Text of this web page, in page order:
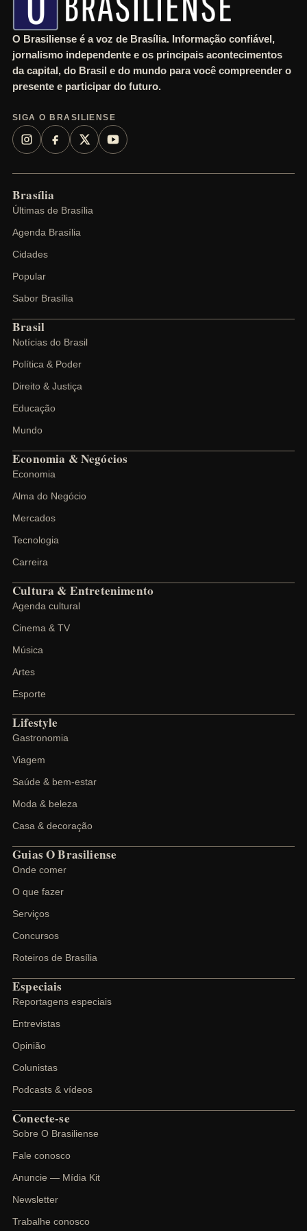
O Brasiliense é a voz de Brasília. Informação confiável,
jornalismo independente e os principais acontecimentos
da capital, do Brasil e do mundo para você compreender o
presente e participar do futuro.
SIGA O BRASILIENSE
Brasília
Últimas de Brasília
Agenda Brasília
Cidades
Popular
Sabor Brasília
Brasil
Notícias do Brasil
Política & Poder
Direito & Justiça
Educação
Mundo
Economia & Negócios
Economia
Alma do Negócio
Mercados
Tecnologia
Carreira
Cultura & Entretenimento
Agenda cultural
Cinema & TV
Música
Artes
Esporte
Lifestyle
Gastronomia
Viagem
Saúde & bem-estar
Moda & beleza
Casa & decoração
Guias O Brasiliense
Onde comer
O que fazer
Serviços
Concursos
Roteiros de Brasília
Especiais
Reportagens especiais
Entrevistas
Opinião
Colunistas
Podcasts & vídeos
Conecte-se
Sobre O Brasiliense
Fale conosco
Anuncie — Mídia Kit
Newsletter
Trabalhe conosco